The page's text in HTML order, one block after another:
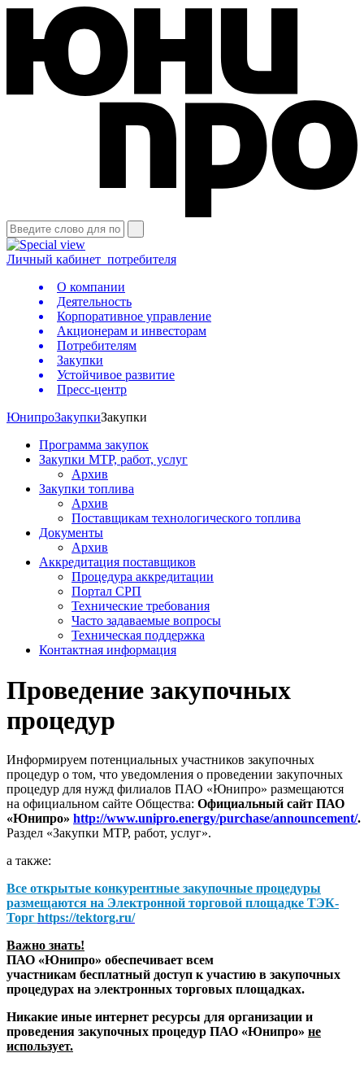
Личный кабинет потребителя
О компании
Деятельность
Корпоративное управление
Акционерам и инвесторам
Потребителям
Закупки
Устойчивое развитие
Пресс-центр
ЮнипроЗакупкиЗакупки
Программа закупок
Закупки МТР, работ, услуг
Архив
Закупки топлива
Архив
Поставщикам технологического топлива
Документы
Архив
Аккредитация поставщиков
Процедура аккредитации
Портал СРП
Технические требования
Часто задаваемые вопросы
Техническая поддержка
Контактная информация
Проведение закупочных
процедур
Информируем потенциальных участников закупочных
процедур о том, что уведомления о проведении закупочных
процедур для нужд филиалов ПАО «Юнипро» размещаются
на официальном сайте Общества: Официальный сайт ПАО
«Юнипро» http://www.unipro.energy/purchase/announcement/.
Раздел «Закупки МТР, работ, услуг».
а также:
Все открытые конкурентные закупочные процедуры
размещаются на Электронной торговой площадке ТЭК-
Торг https://tektorg.ru/
Важно знать!
ПАО «Юнипро» обеспечивает всем
участникам бесплатный доступ к участию в закупочных
процедурах на электронных торговых площадках.
Никакие иные интернет ресурсы для организации и
проведения закупочных процедур ПАО «Юнипро» не
использует.